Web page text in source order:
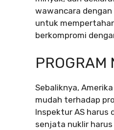
wawancara
untuk
berkompromi
PROGRAM
Sebaliknya,
mudah terhadap
Inspektur AS harus
senjata nuklir